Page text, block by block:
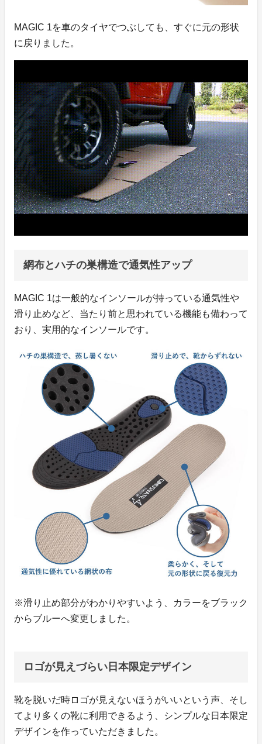
MAGIC 1を車のタイヤでつぶしても、すぐに元の形状
に戻りました。
網布とハチの巣構造で通気性アップ
MAGIC 1は一般的なインソールが持っている通気性や
滑り止めなど、当たり前と思われている機能も備わって
おり、実用的なインソールです。
※滑り止め部分がわかりやすいよう、カラーをブラック
からブルーへ変更しました。
ロゴが見えづらい日本限定デザイン
靴を脱いだ時ロゴが見えないほうがいいという声、そし
てより多くの靴に利用できるよう、シンプルな日本限定
デザインを作っていただきました。